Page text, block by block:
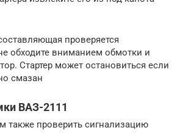
проверяется
обходите вниманием обмотки и
Стартер может остановиться если
смазан
ВАЗ-2111
также проверить сигнализацию